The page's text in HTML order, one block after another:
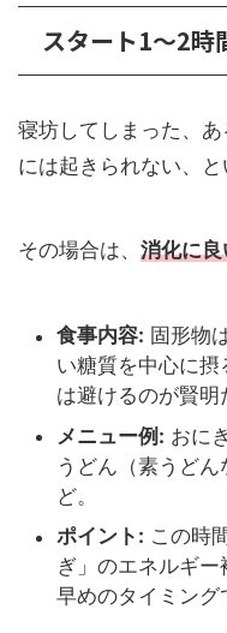
スタート1〜2時
寝坊してしまった、
には起きられない、と
その場合は、 消化に
食事内容: 固形物
い糖質を中心に
は避けるのが賢明
メニュー例: おに
うどん（素うど
ど。
ポイント: この時
ぎ」のエネルギー
早めのタイミング